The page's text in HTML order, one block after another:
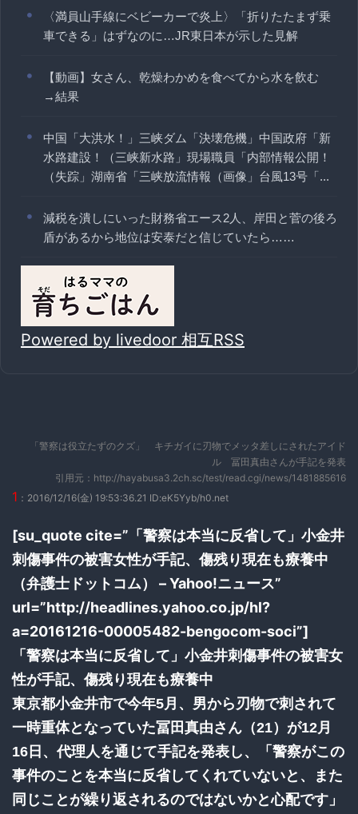
〈満員山手線にベビーカーで炎上〉「折りたたまず乗
車できる」はずなのに…JR東日本が示した見解
【動画】女さん、乾燥わかめを食べてから水を飲む
→結果
中国「大洪水！」三峡ダム「決壊危機」中国政府「新
水路建設！（三峡新水路」現場職員「内部情報公開！
（失踪」湖南省「三峡放流情報（画像」台風13号「...
減税を潰しにいった財務省エース2人、岸田と菅の後ろ
盾があるから地位は安泰だと信じていたら……
Powered by livedoor 相互RSS
「警察は役立たずのクズ」 キチガイに刃物でメッタ差しにされたアイド
ル 冨田真由さんが手記を発表
引用元：http://hayabusa3.2ch.sc/test/read.cgi/news/1481885616
1 ：2016/12/16(金) 19:53:36.21 ID:eK5Yyb/h0.net
[su_quote cite=”「警察は本当に反省して」小金井
刺傷事件の被害女性が手記、傷残り現在も療養中
（弁護士ドットコム） – Yahoo!ニュース”
url=”http://headlines.yahoo.co.jp/hl?
a=20161216-00005482-bengocom-soci”]
「警察は本当に反省して」小金井刺傷事件の被害女
性が手記、傷残り現在も療養中
東京都小金井市で今年5月、男から刃物で刺されて
一時重体となっていた冨田真由さん（21）が12月
16日、代理人を通じて手記を発表し、「警察がこの
事件のことを本当に反省してくれていないと、また
同じことが繰り返されるのではないかと心配です」